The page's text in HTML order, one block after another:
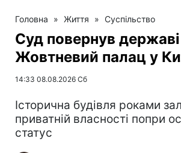
Головна » Життя » Суспільство
Суд повернув державі
Жовтневий палац у
14:33 08.08.2026 Сб
Історична будівля роками
приватній власності попри
статус